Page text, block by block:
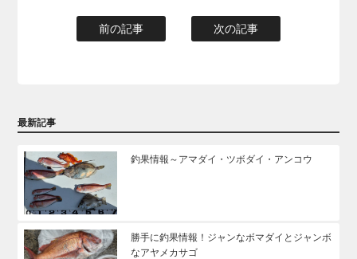
前の記事 次の記事
最新記事
釣果情報～アマダイ・ツボダイ・アンコウ
勝手に釣果情報！ジャンなボマダイとジャンボ
なアヤメカサゴ